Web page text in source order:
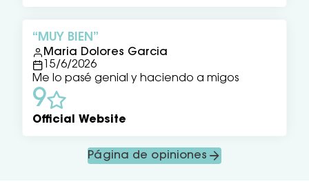
MUY BIEN
Maria Dolores Garcia
15/6/2026
Me lo pasé genial y haciendo a migos
9
Official Website
Página de opiniones